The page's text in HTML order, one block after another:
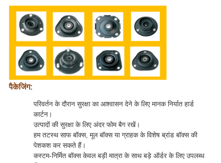
पैकेजिंग:
परिवर्तन के दौरान सुरक्षा का आश्वासन देने के लिए मानक निर्यात हार्ड
कार्टन।
उत्पादों की सुरक्षा के लिए अंदर फोम बैग रखें।
हम तटस्थ साफ बॉक्स, मूल बॉक्स या ग्राहक के विशेष ब्रांड बॉक्स की
पेशकश कर सकते हैं।
कस्टम-निर्मित बॉक्स केवल बड़ी मात्रा के साथ बड़े ऑर्डर के लिए उपलब्ध